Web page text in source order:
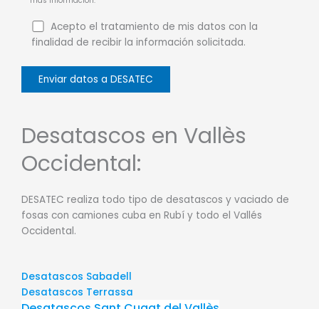
Acepto el tratamiento de mis datos con la
finalidad de recibir la información solicitada.
Desatascos en Vallès
Occidental:
DESATEC realiza todo tipo de desatascos y vaciado de
fosas con camiones cuba en Rubí y todo el Vallés
Occidental.
Desatascos Sabadell
Desatascos Terrassa